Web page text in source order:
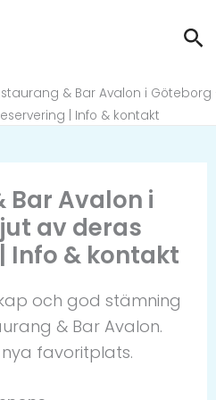
& Bar Avalon i Göteborg
| Info & kontakt
Bar Avalon i
av deras
Info & kontakt
och god stämning
& Bar Avalon.
favoritplats.